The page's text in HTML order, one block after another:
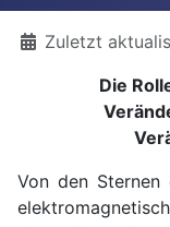
DetailsZuletzt
Die
Von den